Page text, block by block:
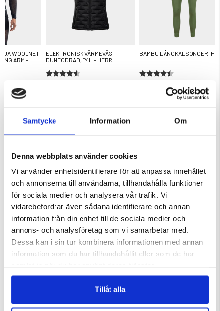
Samtycke Information Om
Denna webbplats använder cookies
Vi använder enhetsidentifierare för att anpassa innehållet
och annonserna till användarna, tillhandahålla funktioner
för sociala medier och analysera vår trafik. Vi
vidarebefordrar även sådana identifierare och annan
information från din enhet till de sociala medier och
annons- och analysföretag som vi samarbetar med.
Dessa kan i sin tur kombinera informationen med annan
information som du har tillhandahållit eller som de har
Tillåt alla
WOOLNET,
ÄRM -
ELEKTRONISK VÄRMEVÄST
DUNFODRAD, P4H - HERR
Betyg:
4.5 utav 5 stjärnor
BAMBU LÅNGKALSONGER,
Betyg:
4.7 utav 5 stjärnor
DAMMSUGARE
KRÄFTMJÄRDE/KRÄFTBUR MED
FLYKTGÅNGAR-AUGUST
159 kr
Betyg:
5.0 utav 5 stjärnor
FRILUFTSBYXA STEKENJOKK
499 kr
Betyg:
4.3 utav 5 stjärnor